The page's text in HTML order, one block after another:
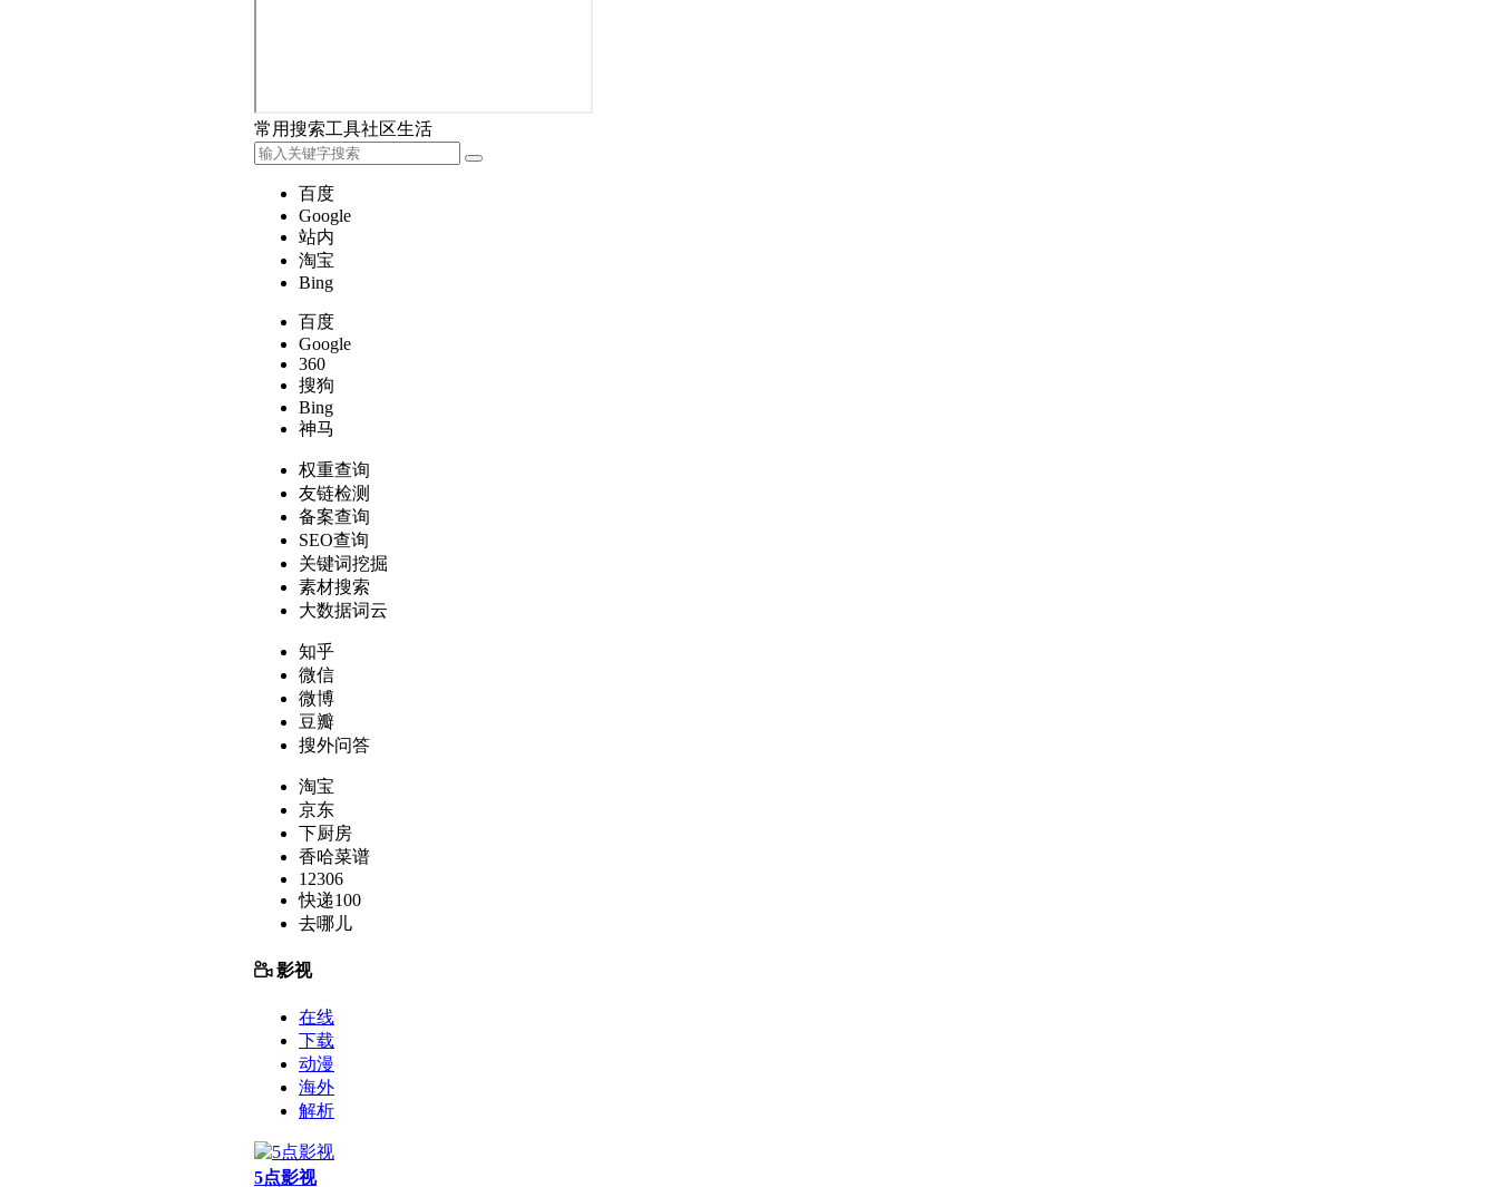
常用搜索工具社区生活
百度
Google
站内
淘宝
Bing
百度
Google
360
搜狗
Bing
神马
权重查询
友链检测
备案查询
SEO查询
关键词挖掘
素材搜索
大数据词云
知乎
微信
微博
豆瓣
搜外问答
淘宝
京东
下厨房
香哈菜谱
12306
快递100
去哪儿
影视
在线
下载
动漫
海外
解析
5点影视